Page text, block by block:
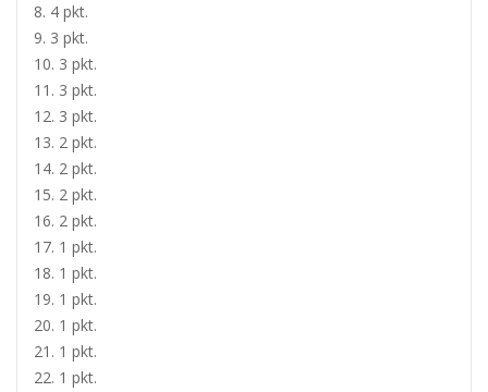
8. 4 pkt.
9. 3 pkt.
10. 3 pkt.
11. 3 pkt.
12. 3 pkt.
13. 2 pkt.
14. 2 pkt.
15. 2 pkt.
16. 2 pkt.
17. 1 pkt.
18. 1 pkt.
19. 1 pkt.
20. 1 pkt.
21. 1 pkt.
22. 1 pkt.